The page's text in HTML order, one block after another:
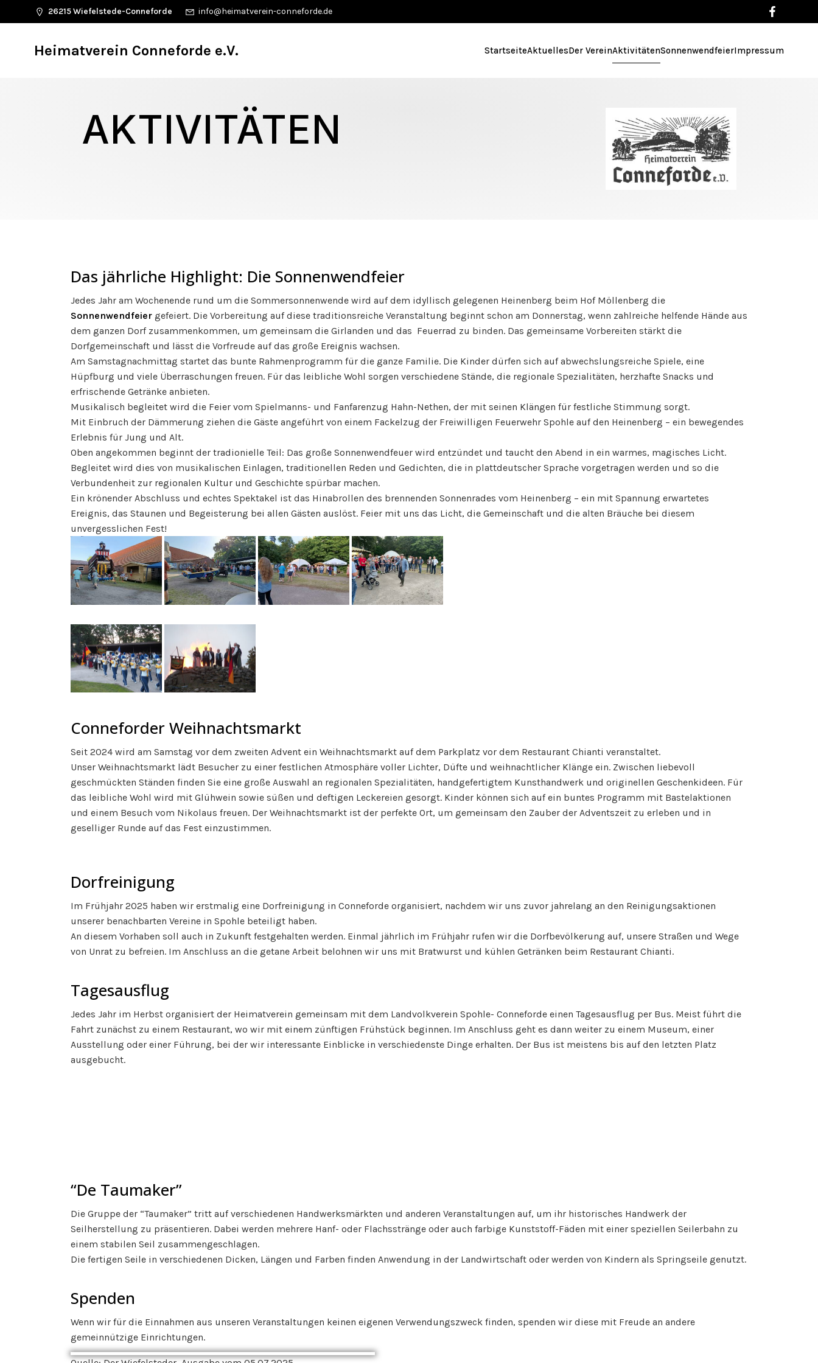
26215 Wiefelstede-Conneforde info@heimatverein-conneforde.de
Heimatverein Conneforde e.V. StartseiteAktuellesDer VereinAktivitätenSonnenwendfeierImpressum
AKTIVITÄTEN
Das jährliche Highlight: Die Sonnenwendfeier
Jedes Jahr am Wochenende rund um die Sommersonnenwende wird auf dem idyllisch gelegenen Heinenberg beim Hof Möllenberg die
Sonnenwendfeier gefeiert. Die Vorbereitung auf diese traditionsreiche Veranstaltung beginnt schon am Donnerstag, wenn zahlreiche helfende Hände aus
dem ganzen Dorf zusammenkommen, um gemeinsam die Girlanden und das Feuerrad zu binden. Das gemeinsame Vorbereiten stärkt die
Dorfgemeinschaft und lässt die Vorfreude auf das große Ereignis wachsen.
Am Samstagnachmittag startet das bunte Rahmenprogramm für die ganze Familie. Die Kinder dürfen sich auf abwechslungsreiche Spiele, eine
Hüpfburg und viele Überraschungen freuen. Für das leibliche Wohl sorgen verschiedene Stände, die regionale Spezialitäten, herzhafte Snacks und
erfrischende Getränke anbieten.
Musikalisch begleitet wird die Feier vom Spielmanns- und Fanfarenzug Hahn-Nethen, der mit seinen Klängen für festliche Stimmung sorgt.
Mit Einbruch der Dämmerung ziehen die Gäste angeführt von einem Fackelzug der Freiwilligen Feuerwehr Spohle auf den Heinenberg – ein bewegendes
Erlebnis für Jung und Alt.
Oben angekommen beginnt der tradionielle Teil: Das große Sonnenwendfeuer wird entzündet und taucht den Abend in ein warmes, magisches Licht.
Begleitet wird dies von musikalischen Einlagen, traditionellen Reden und Gedichten, die in plattdeutscher Sprache vorgetragen werden und so die
Verbundenheit zur regionalen Kultur und Geschichte spürbar machen.
Ein krönender Abschluss und echtes Spektakel ist das Hinabrollen des brennenden Sonnenrades vom Heinenberg – ein mit Spannung erwartetes
Ereignis, das Staunen und Begeisterung bei allen Gästen auslöst. Feier mit uns das Licht, die Gemeinschaft und die alten Bräuche bei diesem
unvergesslichen Fest!
Conneforder Weihnachtsmarkt
Seit 2024 wird am Samstag vor dem zweiten Advent ein Weihnachtsmarkt auf dem Parkplatz vor dem Restaurant Chianti veranstaltet.
Unser Weihnachtsmarkt lädt Besucher zu einer festlichen Atmosphäre voller Lichter, Düfte und weihnachtlicher Klänge ein. Zwischen liebevoll
geschmückten Ständen finden Sie eine große Auswahl an regionalen Spezialitäten, handgefertigtem Kunsthandwerk und originellen Geschenkideen. Für
das leibliche Wohl wird mit Glühwein sowie süßen und deftigen Leckereien gesorgt. Kinder können sich auf ein buntes Programm mit Bastelaktionen
und einem Besuch vom Nikolaus freuen. Der Weihnachtsmarkt ist der perfekte Ort, um gemeinsam den Zauber der Adventszeit zu erleben und in
geselliger Runde auf das Fest einzustimmen.
Dorfreinigung
Im Frühjahr 2025 haben wir erstmalig eine Dorfreinigung in Conneforde organisiert, nachdem wir uns zuvor jahrelang an den Reinigungsaktionen
unserer benachbarten Vereine in Spohle beteiligt haben.
An diesem Vorhaben soll auch in Zukunft festgehalten werden. Einmal jährlich im Frühjahr rufen wir die Dorfbevölkerung auf, unsere Straßen und Wege
von Unrat zu befreien. Im Anschluss an die getane Arbeit belohnen wir uns mit Bratwurst und kühlen Getränken beim Restaurant Chianti.
Tagesausflug
Jedes Jahr im Herbst organisiert der Heimatverein gemeinsam mit dem Landvolkverein Spohle- Conneforde einen Tagesausflug per Bus. Meist führt die
Fahrt zunächst zu einem Restaurant, wo wir mit einem zünftigen Frühstück beginnen. Im Anschluss geht es dann weiter zu einem Museum, einer
Ausstellung oder einer Führung, bei der wir interessante Einblicke in verschiedenste Dinge erhalten. Der Bus ist meistens bis auf den letzten Platz
ausgebucht.
“De Taumaker”
Die Gruppe der “Taumaker” tritt auf verschiedenen Handwerksmärkten und anderen Veranstaltungen auf, um ihr historisches Handwerk der
Seilherstellung zu präsentieren. Dabei werden mehrere Hanf- oder Flachsstränge oder auch farbige Kunststoff-Fäden mit einer speziellen Seilerbahn zu
einem stabilen Seil zusammengeschlagen.
Die fertigen Seile in verschiedenen Dicken, Längen und Farben finden Anwendung in der Landwirtschaft oder werden von Kindern als Springseile genutzt.
Spenden
Wenn wir für die Einnahmen aus unseren Veranstaltungen keinen eigenen Verwendungszweck finden, spenden wir diese mit Freude an andere
gemeinnützige Einrichtungen.